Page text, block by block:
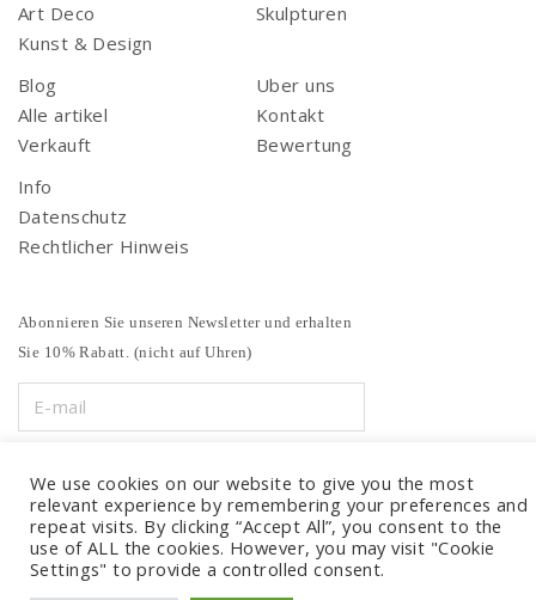
Art Deco
Kunst & Design
Skulpturen
Blog
Alle artikel
Verkauft
Uber uns
Kontakt
Bewertung
Info
Datenschutz
Rechtlicher Hinweis
Abonnieren Sie unseren Newsletter und erhalten
Sie 10% Rabatt. (nicht auf Uhren)
We use cookies on our website to give you the most
relevant experience by remembering your preferences and
repeat visits. By clicking “Accept All”, you consent to the
use of ALL the cookies. However, you may visit "Cookie
Settings" to provide a controlled consent.